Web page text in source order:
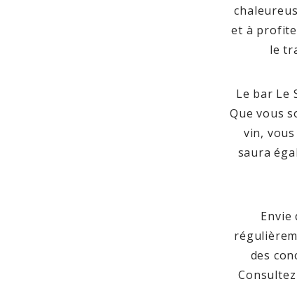
et à
le
Le bar Le
Que vous
vin,
saura
Envie
des